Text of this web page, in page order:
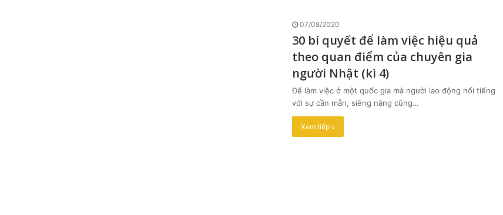
07/08/2020
30 bí quyết để làm việc hiệu quả
theo quan điểm của chuyên gia
người Nhật (kì 4)
Để làm việc ở một quốc gia mà người lao động nổi tiếng
với sự cần mẫn, siêng năng cũng…
Xem tiếp »